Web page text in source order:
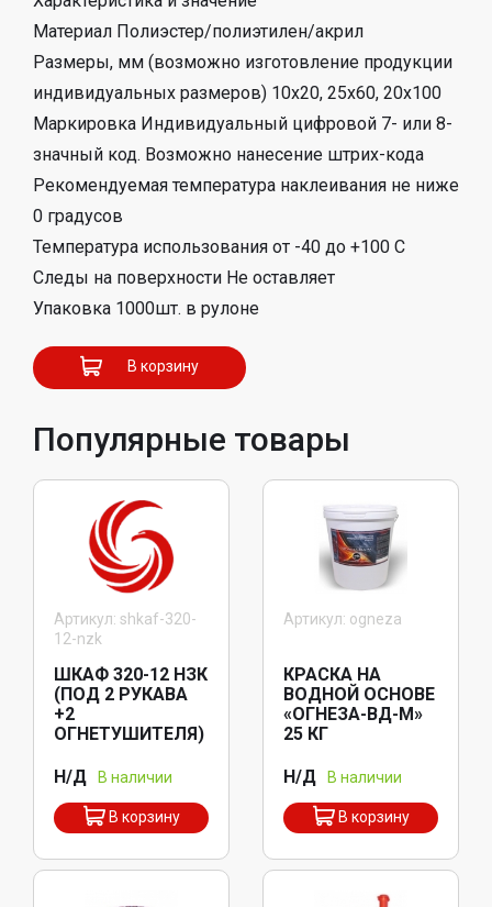
Материал Полиэстер/полиэтилен/акрил
Размеры, мм (возможно изготовление продукции
индивидуальных размеров) 10х20, 25х60, 20х100
Маркировка Индивидуальный цифровой 7- или 8-
значный код. Возможно нанесение штрих-кода
Рекомендуемая температура наклеивания не ниже
0 градусов
Температура использования от -40 до +100 С
Следы на поверхности Не оставляет
Упаковка 1000шт. в рулоне
В корзину
Популярные товары
Артикул: shkaf-320-
12-nzk
ШКАФ 320-12 НЗК
(ПОД 2 РУКАВА
+2
ОГНЕТУШИТЕЛЯ)
Н/Д В наличии
В корзину
Артикул: ogneza
КРАСКА НА
ВОДНОЙ ОСНОВЕ
«ОГНЕЗА-ВД-М»
25 КГ
Н/Д В наличии
В корзину